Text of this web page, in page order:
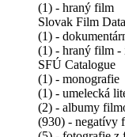
(1) - hraný film
Slovak Film
(1) -
(1) - hraný film -
SFÚ Catalogue
(1) - monografie
(1) - umelecká
(2) - albumy
(930) - negatívy